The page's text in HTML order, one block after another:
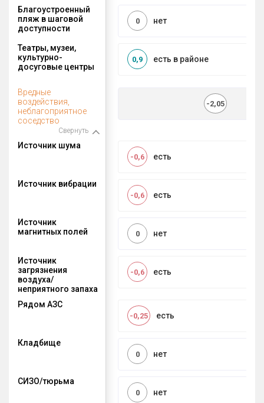
Благоустроенный
пляж в шаговой
доступности
нет
0
Театры, музеи,
культурно-
досуговые центры
есть в районе
0,9
Вредные
воздействия,
неблагоприятное
соседство
Свернуть
-2,05
Источник шума
есть
-0,6
Источник вибрации
есть
-0,6
Источник
магнитных полей
нет
0
Источник
загрязнения
воздуха/
неприятного запаха
есть
-0,6
Рядом АЗС
есть
-0,25
Кладбище
нет
0
СИЗО/тюрьма
нет
0